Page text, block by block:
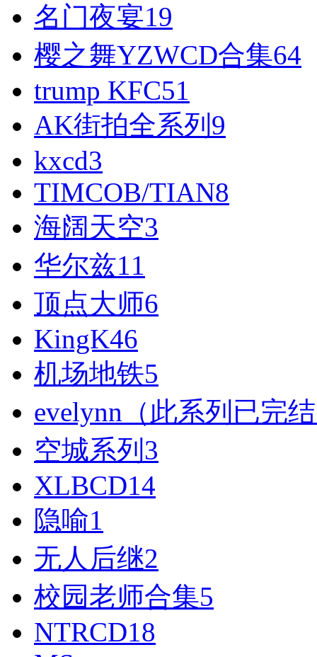
名门夜宴19
樱之舞YZWCD合集64
trump KFC51
AK街拍全系列 9
kxcd3
TIMCOB/TIAN8
海阔天空3
华尔兹11
顶点大师6
KingK46
机场地铁5
evelynn（此系列已完
空城系列 3
XLBCD14
隐喻1
无人后继2
校园老师合集5
NTRCD18